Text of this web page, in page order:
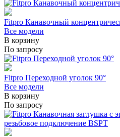
Fitpro Канавочный
Все модели
В корзину
По запросу
Fitpro Переходной уголок 90°
Все модели
В корзину
По запросу